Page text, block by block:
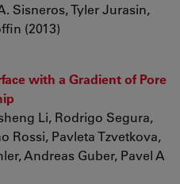
Sisneros, Tyler Jurasin,
(2013)
with a Gradient of Pore
Li, Rodrigo Segura,
Rossi, Pavleta Tzvetkova,
Andreas Guber, Pavel A